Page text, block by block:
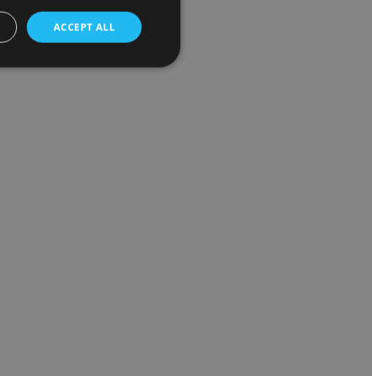
ACCEPT ALL